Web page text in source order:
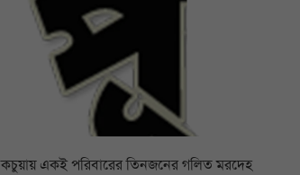
কচুয়ায় একই পরিবারের তিনজনের গলিত মরদেহ